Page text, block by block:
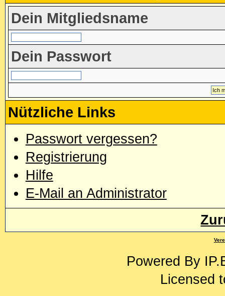
Dein Mitgliedsname
Dein Passwort
Nützliche Links
Passwort vergessen?
Registrierung
Hilfe
E-Mail an Administrator
Powered By
Licensed